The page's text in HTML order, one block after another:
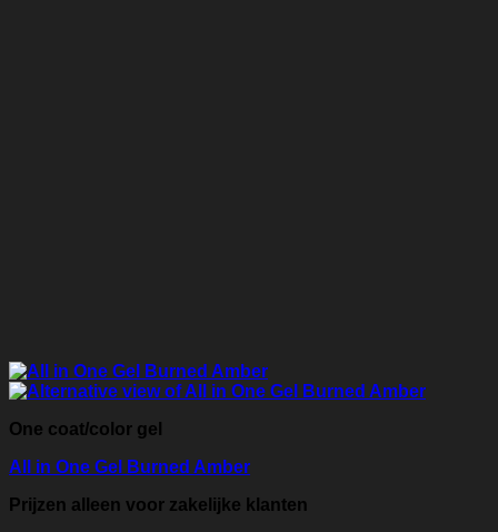
One coat/color gel
All in One Gel Burned Amber
Prijzen alleen voor zakelijke klanten